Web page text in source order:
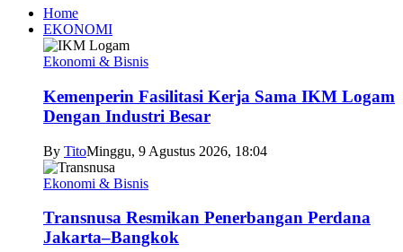
Home
EKONOMI
Ekonomi & Bisnis
Kemenperin Fasilitasi Kerja Sama IKM Logam
Dengan Industri Besar
By TitoMinggu, 9 Agustus 2026, 18:04
Ekonomi & Bisnis
Transnusa Resmikan Penerbangan Perdana
Jakarta–Bangkok